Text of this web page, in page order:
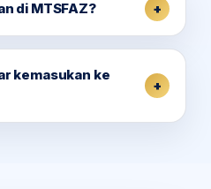
di MTSFAZ?
kemasukan ke